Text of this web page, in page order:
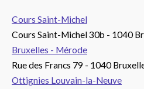
Cours Saint-Michel
Cours Saint-Michel 30b - 1040
Bruxelles - Mérode
Rue des Francs 79 - 1040
Ottignies Louvain-la-Neuve